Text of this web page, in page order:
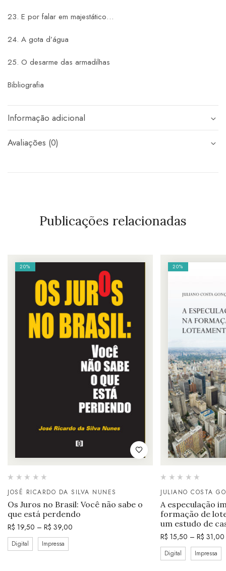
23. E por falar em majestático…
24. A gota d’água
25. O desarme das armadilhas
Bibliografia
Informação adicional
Avaliações (0)
Publicações relacionadas
20%
JOSÉ RICARDO DA SILVA NUNES
Os Juros no Brasil: Você não sabe o
que está perdendo
R$ 19,50 – R$ 39,00
Digital Impressa
20%
JULIANO COSTA
A especulação
formação de
um estudo de
R$ 15,50 – R$ 31,00
Digital Impressa